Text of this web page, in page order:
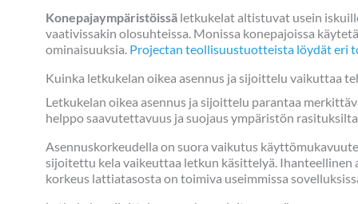
Konepajaympäristöissä letkukelat altistuvat usein
vaativissakin olosuhteissa. Monissa konepajoissa
ominaisuuksia. Projectan teollisuustuotteista löydät eri
Kuinka letkukelan oikea asennus ja sijoittelu vaikuttaa
Letkukelan oikea asennus ja sijoittelu parantaa
helppo saavutettavuus ja suojaus ympäristön
Asennuskorkeudella on suora vaikutus
sijoitettu kela vaikeuttaa letkun käsittelyä.
korkeus lattiatasosta on toimiva useimmissa